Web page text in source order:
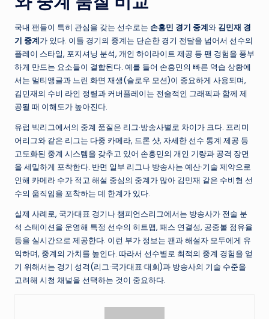
국내 팬들이 특히 관심을 갖는 선수로는 손흥민 경기 중계와 김민재 경
기 중계가 있다. 이들 경기의 중계는 단순한 경기 전달을 넘어서 선수의
플레이 스타일, 포지셔닝 분석, 개인 하이라이트 제공 등 팬 경험을 풍부
하게 만드는 요소들이 결합된다. 예를 들어 손흥민의 빠른 역습 상황에
서는 멀티앵글과 느린 화면 재생(슬로우 모션)이 중요하게 사용되며,
김민재의 수비 라인 정렬과 커버플레이는 전술적인 그래픽과 함께 제
공될 때 이해도가 높아진다.
유럽 빅리그에서의 중계 품질은 리그·방송사별로 차이가 크다. 프리미
어리그와 같은 리그는 다중 카메라, 드론 샷, 자세한 선수 통계 제공 등
고도화된 중계 시스템을 갖추고 있어 손흥민의 개인 기량과 공격 장면
을 세밀하게 포착한다. 반면 일부 리그나 방송사는 예산·기술 제약으로
인해 카메라 수가 적고 해설 중심의 중계가 많아 김민재 같은 수비형 선
수의 움직임을 포착하는 데 한계가 있다.
실제 사례로, 국가대표 경기나 챔피언스리그에서는 방송사가 전술 분
석 스테이션을 운영해 특정 선수의 히트맵, 패스 연결성, 공중볼 점유율
등을 실시간으로 제공한다. 이런 부가 정보는 팬과 해설자 모두에게 유
익하며, 중계의 가치를 높인다. 따라서 선수별로 최적의 중계 경험을 얻
기 위해서는 경기 성격(리그·국가대표·대회)과 방송사의 기술 수준을
고려해 시청 채널을 선택하는 것이 중요하다.